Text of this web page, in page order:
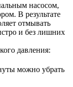
насосом,
В результате
отмывать
и без лишних
давления:
можно убрать